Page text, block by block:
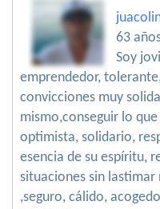
63
Soy
emprendedor,
convicciones muy
mismo,conseguir lo
optimista, solidario,
esencia de su espíritu,
situaciones sin
,seguro, cálido,